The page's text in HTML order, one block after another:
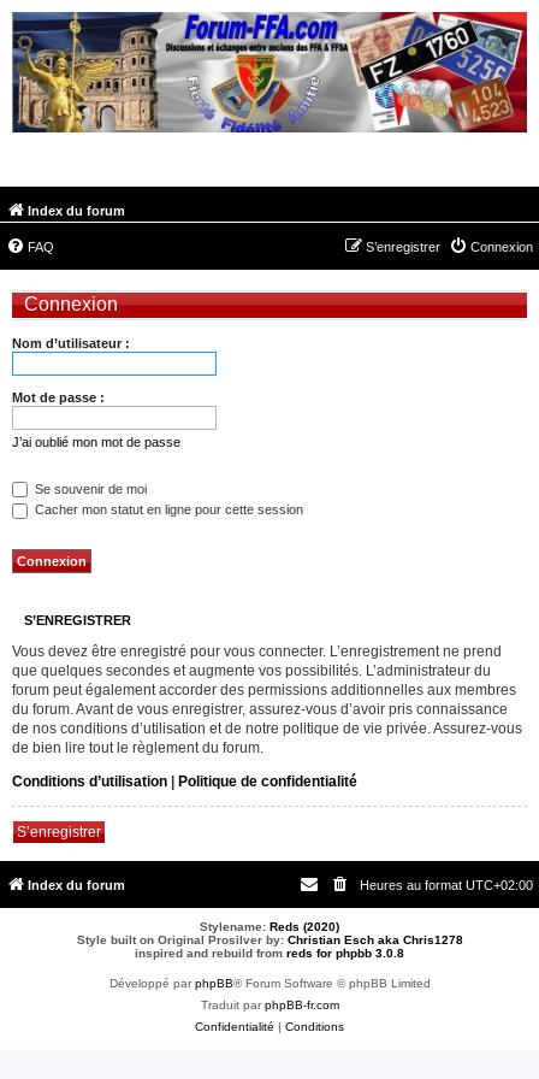
Index du forum
FAQ Connexion
S’enregistrer
Connexion
Nom d’utilisateur :
Mot de passe :
J’ai oublié mon mot de passe
Se souvenir de moi
Cacher mon statut en ligne pour cette session
S’ENREGISTRER
Vous devez être enregistré pour vous connecter. L’enregistrement ne prend
que quelques secondes et augmente vos possibilités. L’administrateur du
forum peut également accorder des permissions additionnelles aux membres
du forum. Avant de vous enregistrer, assurez-vous d’avoir pris connaissance
de nos conditions d’utilisation et de notre politique de vie privée. Assurez-vous
de bien lire tout le règlement du forum.
Conditions d’utilisation
Politique de confidentialité
S’enregistrer
Index du forum Heures au format UTC+02:00
Stylename: Reds (2020)
Style built on Original Prosilver by: Christian Esch aka Chris1278
inspired and rebuild from reds for phpbb 3.0.8
Développé parphpBB® Forum Software © phpBB Limited
Traduit parphpBB-fr.com
Confidentialité
Conditions